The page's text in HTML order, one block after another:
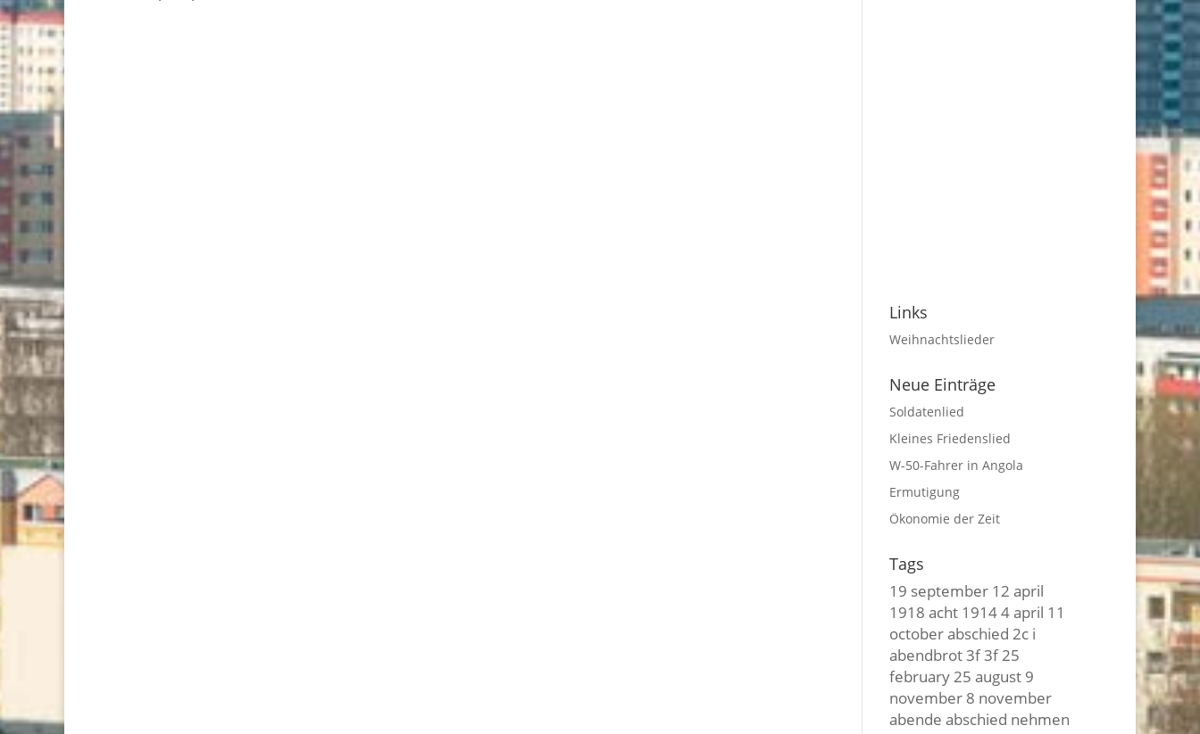
Links
Weihnachtslieder
Neue Einträge
Soldatenlied
Kleines Friedenslied
W-50-Fahrer in Angola
Ermutigung
Ökonomie der Zeit
Tags
19 september 12 april
1918 acht 19144 april 11
octoberabschied 2c i
abendbrot3f 3f25
february25 august 9
november 8 november
abende abschied nehmen